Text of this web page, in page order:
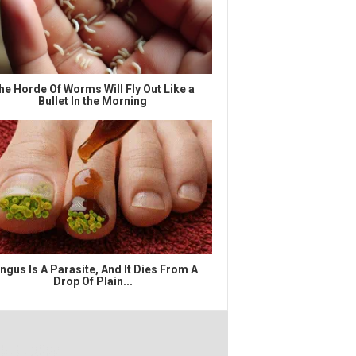
Horde Of Worms Will Fly Out Like a
Bullet In the Morning
Is A Parasite, And It Dies From A
Drop Of Plain...